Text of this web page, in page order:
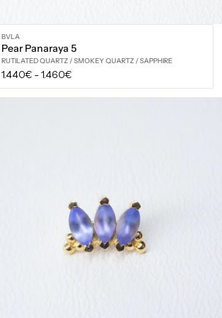
BVLA
Pear Panaraya 5
RUTILATED QUARTZ / SMOKEY QUARTZ / SAPPHIRE
Prix
régulier
1.440€ - 1.460€
VOIR LES OPTIONS